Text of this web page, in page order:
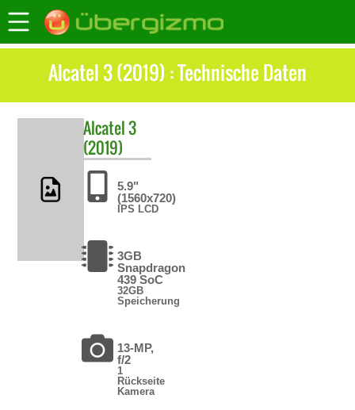
Alcatel 3 (2019) : Technische Daten
Alcatel3
(2019)
5.9"
(1560x720)
IPS LCD
3GB
Snapdragon
439 SoC
32GB
Speicherung
13-MP,
f/2
1
Rückseite
Kamera